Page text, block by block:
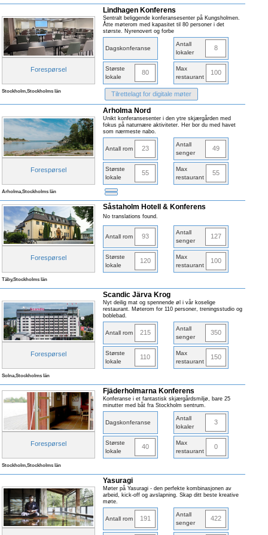
Forespørsel
Lindhagen Konferens
Sentralt beliggende konferansesenter på Kungsholmen.
Åtte møterom med kapasitet til 80 personer i det
største. Nyrenovert og forbe
Dagskonferanse
Antall
lokaler
8
Største
lokale
80
Max
restaurant
100
Stockholm,Stockholms län Tilrettelagt for digitale møter
Forespørsel
Arholma Nord
Unikt konferansesenter i den ytre skjærgården med
fokus på naturnære aktiviteter. Her bor du med havet
som nærmeste nabo.
Antall rom 23
Antall
senger
49
Største
lokale
55
Max
restaurant
55
Arholma,Stockholms län
Forespørsel
Såstaholm Hotell & Konferens
No translations found.
Antall rom 93
Antall
senger
127
Største
lokale
120
Max
restaurant
100
Täby,Stockholms län
Forespørsel
Scandic Järva Krog
Nyt deilig mat og spennende øl i vår koselige
restaurant. Møterom for 110 personer, treningsstudio og
boblebad.
Antall rom 215
Antall
senger
350
Største
lokale
110
Max
restaurant
150
Solna,Stockholms län
Forespørsel
Fjäderholmarna Konferens
Konferanse i et fantastisk skjærgårdsmiljø, bare 25
minutter med båt fra Stockholm sentrum.
Dagskonferanse
Antall
lokaler
3
Største
lokale
40
Max
restaurant
0
Stockholm,Stockholms län
Yasuragi
Møter på Yasuragi - den perfekte kombinasjonen av
arbeid, kick-off og avslapning. Skap ditt beste kreative
møte.
Antall rom 191
Antall
senger
422